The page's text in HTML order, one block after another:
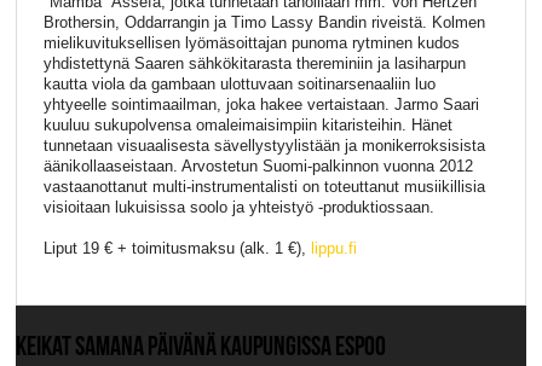
Brothersin, Oddarrangin ja Timo Lassy Bandin riveistä. Kolmen
mielikuvituksellisen lyömäsoittajan punoma rytminen kudos
yhdistettynä Saaren sähkökitarasta thereminiin ja lasiharpun
kautta viola da gambaan ulottuvaan soitinarsenaaliin luo
yhtyeelle sointimaailman, joka hakee vertaistaan. Jarmo Saari
kuuluu sukupolvensa omaleimaisimpiin kitaristeihin. Hänet
tunnetaan visuaalisesta sävellystyylistään ja monikerroksisista
äänikollaaseistaan. Arvostetun Suomi-palkinnon vuonna 2012
vastaanottanut multi-instrumentalisti on toteuttanut musiikillisia
visioitaan lukuisissa soolo ja yhteistyö -produktiossaan.
Liput 19 € + toimitusmaksu (alk. 1 €), lippu.fi
KEIKAT SAMANA PÄIVÄNÄ KAUPUNGISSA ESPOO